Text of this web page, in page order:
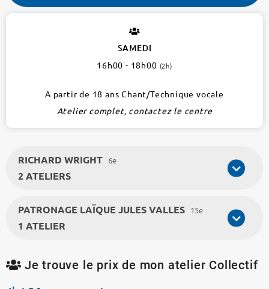
SAMEDI
16h00 - 18h00 (2h)
A partir de 18 ans Chant/Technique vocale
Atelier complet, contactez le centre
RICHARD WRIGHT 6e
2 ATELIERS
PATRONAGE LAÏQUE JULES VALLES 15e
1 ATELIER
Je trouve le prix de mon atelier Collectif